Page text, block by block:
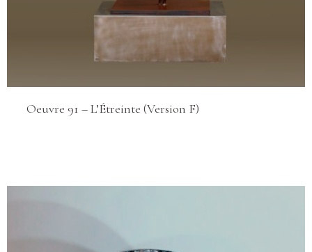
Oeuvre 91 – L’Étreinte (Version F)